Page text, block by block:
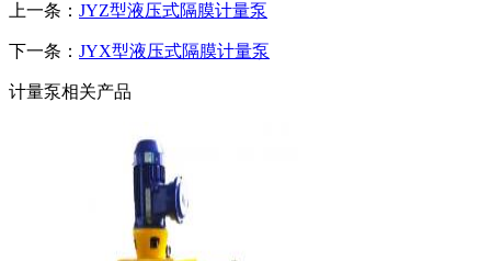
上一条： JYZ型液压式隔膜计量泵
下一条： JYX型液压式隔膜计量泵
计量泵相关产品